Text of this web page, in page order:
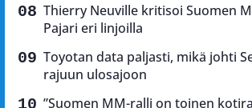
Thierry Neuville kritisoi Suomen
Pajari eri linjoilla
Toyotan data paljasti, mikä johti
rajuun ulosajoon
”Suomen MM-ralli on toinen